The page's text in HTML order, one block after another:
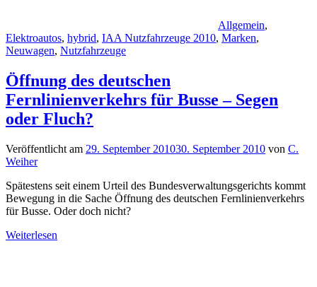
Allgemein,
Elektroautos, hybrid, IAA Nutzfahrzeuge 2010, Marken,
Neuwagen, Nutzfahrzeuge
Öffnung des deutschen
Fernlinienverkehrs für Busse – Segen
oder Fluch?
Veröffentlicht am 29. September 201030. September 2010 von C.
Weiher
Spätestens seit einem Urteil des Bundesverwaltungsgerichts kommt
Bewegung in die Sache Öffnung des deutschen Fernlinienverkehrs
für Busse. Oder doch nicht?
Weiterlesen